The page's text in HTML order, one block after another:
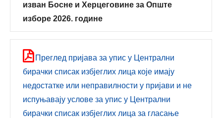
изван Босне и Херцеговине за Општe
изборе 2026. године
Преглед пријава за упис у Централни
бирачки списак избјеглих лица које имају
недостатке или неправилности у пријави и не
испуњавају услове за упис у Централни
бирачки списак избјеглих лица за гласање